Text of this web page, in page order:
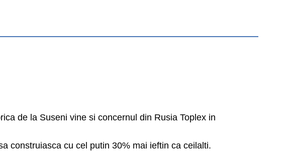
de la Suseni vine si concernul din Rusia Toplex in
construiasca cu cel putin 30% mai ieftin ca ceilalti.